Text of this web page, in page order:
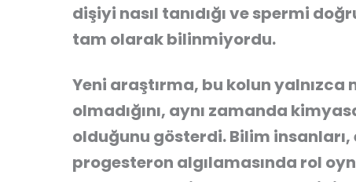
dişiyi nasıl tanıdığı ve spermi
tam olarak bilinmiyordu.
Yeni araştırma, bu kolun
olmadığını, aynı zamanda
olduğunu gösterdi. Bilim
progesteron algılamasında rol